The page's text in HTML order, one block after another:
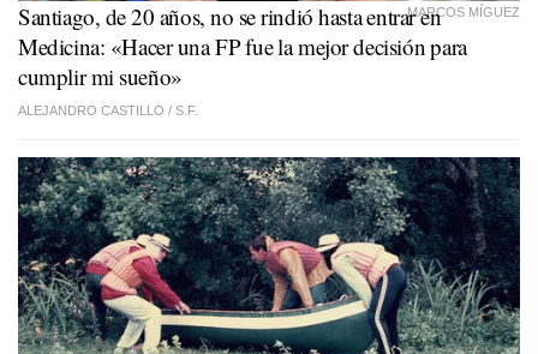
MARCOS MÍGUEZ
Santiago, de 20 años, no se rindió hasta entrar en
Medicina: «Hacer una FP fue la mejor decisión para
cumplir mi sueño»
ALEJANDRO CASTILLO / S.F.